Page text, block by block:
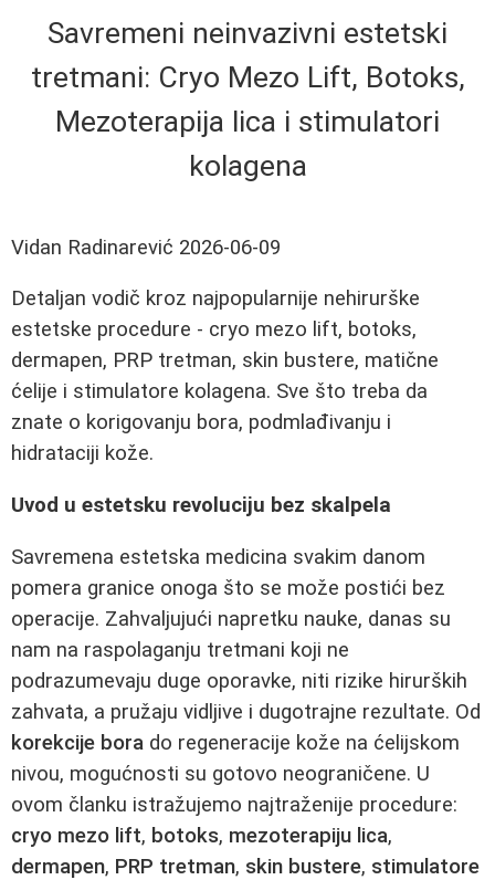
Savremeni neinvazivni estetski
tretmani: Cryo Mezo Lift, Botoks,
Mezoterapija lica i stimulatori
kolagena
Vidan Radinarević 2026-06-09
Detaljan vodič kroz najpopularnije nehirurške
estetske procedure - cryo mezo lift, botoks,
dermapen, PRP tretman, skin bustere, matične
ćelije i stimulatore kolagena. Sve što treba da
znate o korigovanju bora, podmlađivanju i
hidrataciji kože.
Uvod u estetsku revoluciju bez skalpela
Savremena estetska medicina svakim danom
pomera granice onoga što se može postići bez
operacije. Zahvaljujući napretku nauke, danas su
nam na raspolaganju tretmani koji ne
podrazumevaju duge oporavke, niti rizike hirurških
zahvata, a pružaju vidljive i dugotrajne rezultate. Od
korekcije bora do regeneracije kože na ćelijskom
nivou, mogućnosti su gotovo neograničene. U
ovom članku istražujemo najtraženije procedure:
cryo mezo lift, botoks, mezoterapiju lica,
dermapen, PRP tretman, skin bustere, stimulatore